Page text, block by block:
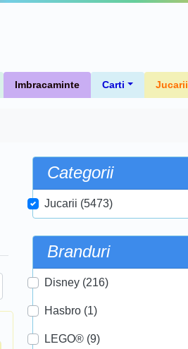
Imbracaminte Carti Jucarii
Categorii
Jucarii (5473)
Branduri
Disney (216)
Hasbro (1)
LEGO® (9)